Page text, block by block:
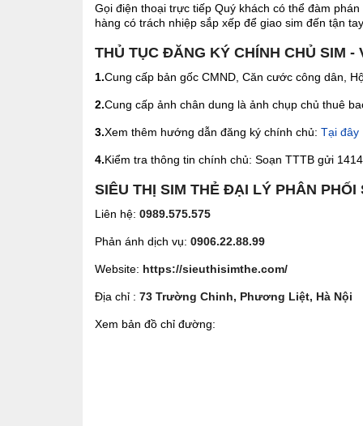
Gọi điện thoại trực tiếp Quý khách có thể đàm
hàng có trách nhiệp sắp xếp để giao sim đến tận
THỦ TỤC ĐĂNG KÝ CHÍNH CHỦ SIM -
1.Cung cấp bản gốc CMND, Căn cước công dân,
2.Cung cấp ảnh chân dung là ảnh chụp chủ thuê
3.Xem thêm hướng dẫn đăng ký chính chủ: Tại đây
4.Kiểm tra thông tin chính chủ: Soạn TTTB gửi
SIÊU THỊ SIM THẺ ĐẠI LÝ PHÂN PHỐI
Liên hệ: 0989.575.575
Phản ánh dịch vụ: 0906.22.88.99
Website: https://sieuthisimthe.com/
Địa chỉ : 73 Trường Chinh, Phương Liệt, Hà Nội
Xem bản đồ chỉ đường: